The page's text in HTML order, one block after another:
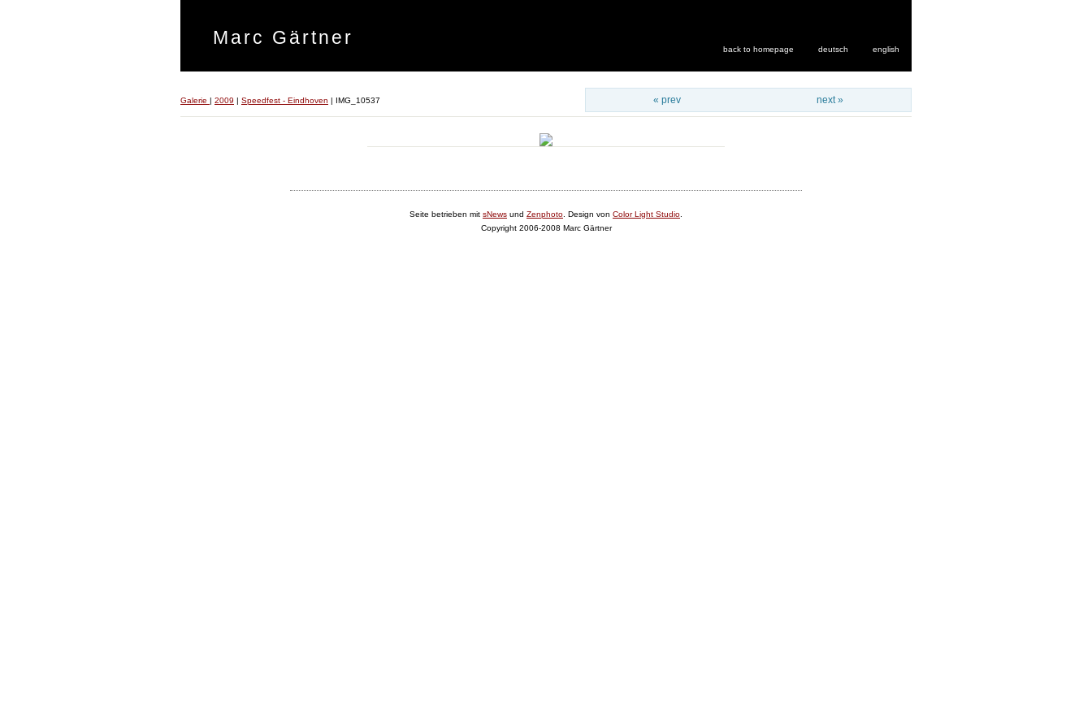
Marc Gärtner
back to homepage deutsch english
« prev next »
Galerie | 2009 | Speedfest - Eindhoven | IMG_10537
Seite betrieben mit sNews und Zenphoto . Design von Color Light Studio
Copyright 2006-2008 Marc Gärtner